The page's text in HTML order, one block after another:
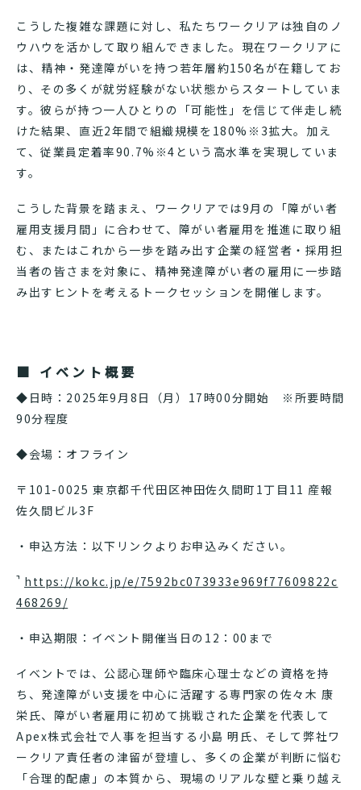
こうした複雑な課題に対し、私たちワークリアは独自のノ
ウハウを活かして取り組んできました。現在ワークリアに
は、精神・発達障がいを持つ若年層約150名が在籍してお
り、その多くが就労経験がない状態からスタートしていま
す。彼らが持つ一人ひとりの「可能性」を信じて伴走し続
けた結果、直近2年間で組織規模を180%※3拡大。加え
て、従業員定着率90.7%※4という高水準を実現していま
す。
こうした背景を踏まえ、ワークリアでは9月の「障がい者
雇用支援月間」に合わせて、障がい者雇用を推進に取り組
む、またはこれから一歩を踏み出す企業の経営者・採用担
当者の皆さまを対象に、精神発達障がい者の雇用に一歩踏
み出すヒントを考えるトークセッションを開催します。
■ イベント概要
◆日時：2025年9月8日（月）17時00分開始 ※所要時間
90分程度
◆会場：オフライン
〒101-0025 東京都千代田区神田佐久間町1丁目11 産報
佐久間ビル3F
・申込方法：以下リンクよりお申込みください。
https://kokc.jp/e/7592bc073933e969f77609822c
468269/
・申込期限：イベント開催当日の12：00まで
イベントでは、公認心理師や臨床心理士などの資格を持
ち、発達障がい支援を中心に活躍する専門家の佐々木 康
栄氏、障がい者雇用に初めて挑戦された企業を代表して
Apex株式会社で人事を担当する小島 明氏、そして弊社ワ
ークリア責任者の津留が登壇し、多くの企業が判断に悩む
「合理的配慮」の本質から、現場のリアルな壁と乗り越え